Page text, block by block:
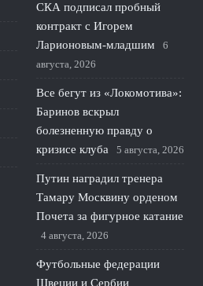
СКА подписал пробный
контракт с Игорем
Ларионовым‑младшим
6
августа, 2026
Все бегут из «Локомотива»:
Баринов вскрыл
болезненную правду о
кризисе клуба
5 августа, 2026
Путин наградил тренера
Тамару Москвину орденом
Почета за фигурное катание
4 августа, 2026
Футбольные федерации
Швеции и Сербии